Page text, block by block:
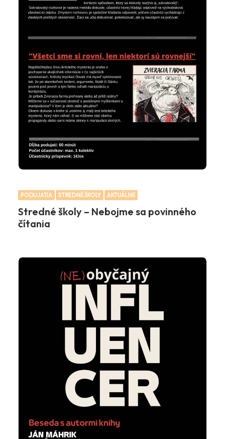
PODUJATIA STREDNÉ ŠKOLY AKTUÁLNE
Stredné školy – Nebojme sa povinného
čítania